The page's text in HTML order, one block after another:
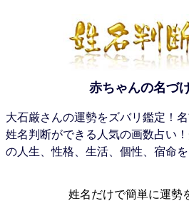
赤ちゃんの名づ
大石厳さんの運勢をズバリ鑑定！
姓名判断ができる人気の画数占い
の人生、性格、生活、個性、宿命を
姓名だけで簡単に運勢